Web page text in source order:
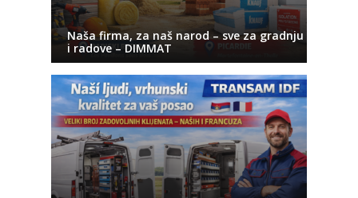
Naša firma, za naš narod – sve za gradnju
i radove – DIMMAT